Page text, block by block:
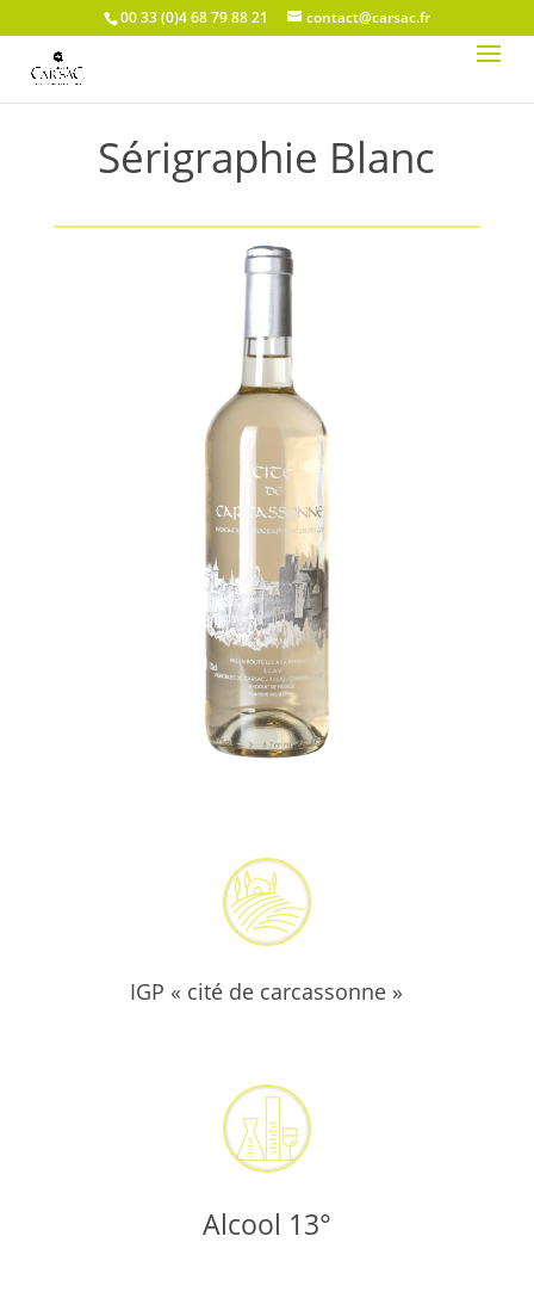
00 33 (0)4 68 79 88 21 contact@carsac.fr
Sérigraphie Blanc
IGP « cité de carcassonne »
Alcool 13°